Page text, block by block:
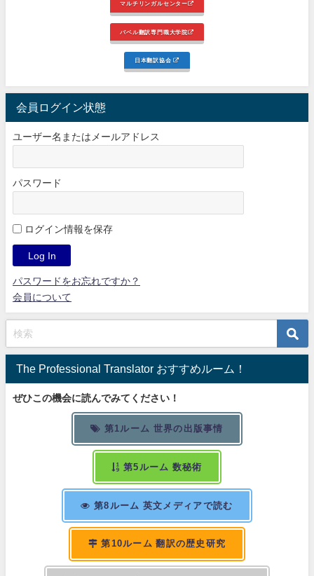
マルチリンガルセンター
バベル翻訳専門職大学院
日本翻訳協会
会員ログイン状態
ユーザー名またはメールアドレス
パスワード
ログイン情報を保存
パスワードをお忘れですか？
会員について
The Professional Translator おすすめルーム！
ぜひこの機会に読んでみてください！
第1ルーム 世界の出版事情
第5ルーム 数秘術
第8ルーム 英文メディアで読む
第10ルーム 翻訳の歴史研究